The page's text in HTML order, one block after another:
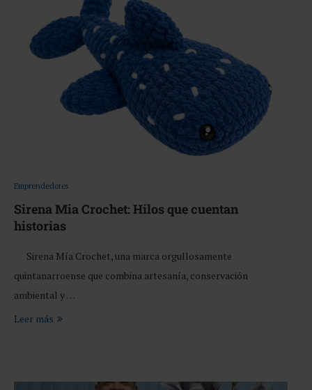
Emprendedores
Sirena Mia Crochet: Hilos que cuentan
historias
Sirena Mía Crochet, una marca orgullosamente
quintanarroense que combina artesanía, conservación
ambiental y …
Leer más